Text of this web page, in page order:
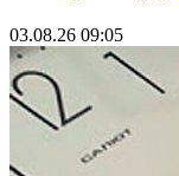
03.08.26 09:05